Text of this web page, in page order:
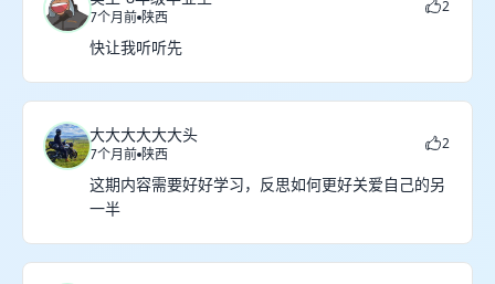
7个月前 陕西
2
快让我听听先
大大大大大大头
7个月前 陕西
2
这期内容需要好好学习，反思如何更好关爱自己的另
一半